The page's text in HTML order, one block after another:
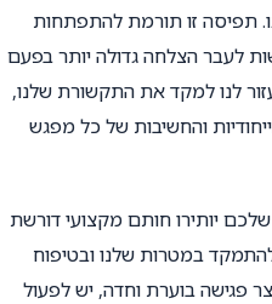
תפיסה זו תורמת להתפתחות
לעבר הצלחה גדולה יותר בפעם
לנו למקד את התקשורת שלנו,
והחשיבות של כל מפגש
יותירו חותם מקצועי דורשת
במטרות שלנו ובטיפוח
פגישה בוערת וחדה, יש לפעול